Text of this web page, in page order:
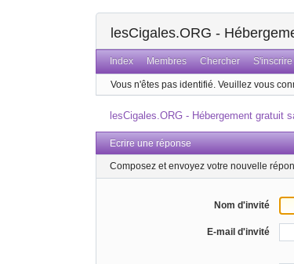
lesCigales.ORG -
Index Membres Chercher S'inscrire
Vous n'êtes pas identifié. Veuillez vous
lesCigales.ORG - Hébergement gratuit
Ecrire une réponse
Composez et envoyez votre nouvelle
Nom d'invité
E-mail d'invité